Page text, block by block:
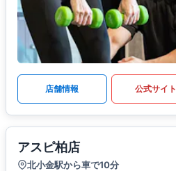
店舗情報 公式サイト
アスピ柏店
北小金駅から車で10分